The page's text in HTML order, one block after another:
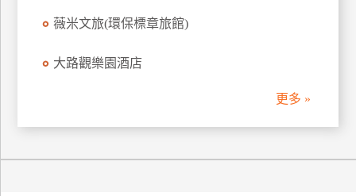
薇米文旅(環保標章旅館)
大路觀樂園酒店
更多 »